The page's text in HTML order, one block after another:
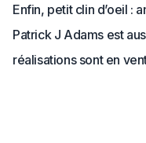
Enfin, petit clin d’oeil :
Patrick J Adams est
réalisations sont en